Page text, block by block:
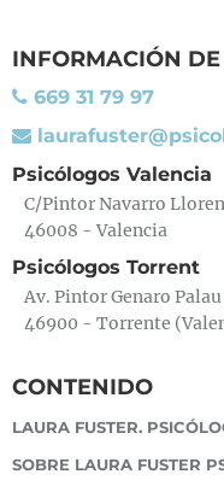
INFORMACIÓN
669 31 79 97
Psicólogos Valencia
C/Pintor Navarro
46008 - Valencia
Psicólogos Torrent
Av. Pintor Genaro Palau
46900 - Torrente
CONTENIDO
LAURA FUSTER.
SOBRE LAURA FUSTER